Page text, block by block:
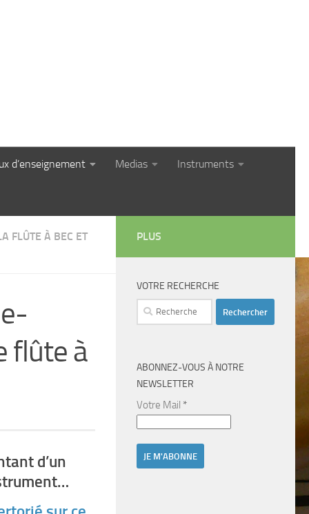
d’enseignement Medias Instruments
FLÛTE À BEC ET
flûte à
d’un
PLUS
VOTRE RECHERCHE
Rechercher :
ABONNEZ-VOUS À NOTRE
NEWSLETTER
Votre Mail *